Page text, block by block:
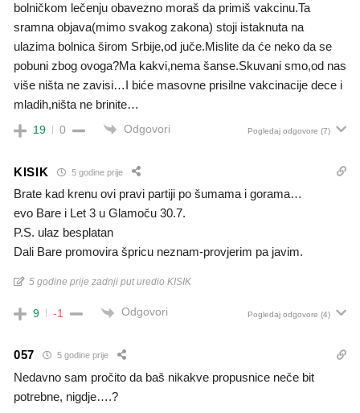
bolničkom lečenju obavezno moraš da primiš vakcinu.Ta
sramna objava(mimo svakog zakona) stoji istaknuta na
ulazima bolnica širom Srbije,od juče.Mislite da će neko da se
pobuni zbog ovoga?Ma kakvi,nema šanse.Skuvani smo,od nas
više ništa ne zavisi…I biće masovne prisilne vakcinacije dece i
mladih,ništa ne brinite…
19 0 Odgovori Pogledaj odgovore (7)
KISIK 5 godine prije
Brate kad krenu ovi pravi partiji po šumama i gorama…
evo Bare i Let 3 u Glamoču 30.7.
P.S. ulaz besplatan
Dali Bare promovira špricu neznam-provjerim pa javim.
5 godine prije zadnji put uredio KISIK
9 -1 Odgovori Pogledaj odgovore (4)
057 5 godine prije
Nedavno sam pročito da baš nikakve propusnice neče bit
potrebne, nigdje….?